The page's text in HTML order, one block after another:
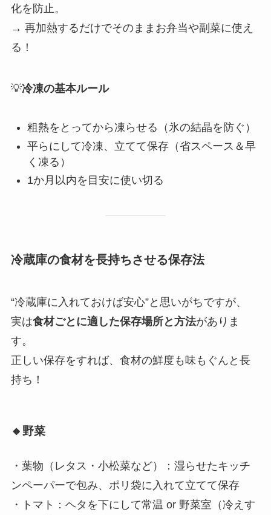
化を防止。
→ 再加熱するだけでそのままお弁当や副菜に使え
る！
💡冷凍の基本ルール
粗熱をとってから凍らせる（氷の結晶を防ぐ）
平らにして冷凍、立てて保存（省スペース＆早
く凍る）
1か月以内を目安に使い切る
冷蔵庫の食材を長持ちさせる保存法
“冷蔵庫に入れておけば安心”と思いがちですが、
実は食材ごとに適した保存場所と方法がありま
す。
正しい保存をすれば、食材の鮮度も味もぐんと長
持ち！
🔸野菜
・葉物（レタス・小松菜など）：湿らせたキッチ
ンペーパーで包み、ポリ袋に入れて立てて保存
・トマト：ヘタを下にして常温 or 野菜室（冷えす